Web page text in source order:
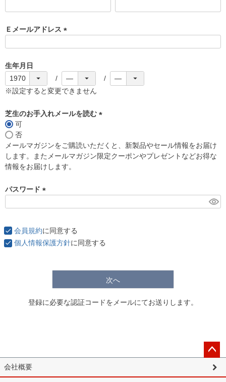
須
)
Ｅメールアドレス
)
生年月日
※設定すると変更できません
芝生のお手入れメールを読む
須
)
可
否
メールマガジンをご購読いただくと、新製品やセール情報をお届け
します。またメールマガジン限定クーポンやプレゼントなどお得な
情報をお届けします。
パスワード
)
会員規約に同意する
個人情報保護方針に同意する
次へ
登録に必要な認証コードをメールにてお送りします。
ペー
会社概要